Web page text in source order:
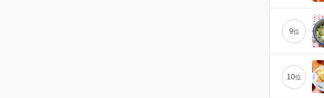
9位
10位